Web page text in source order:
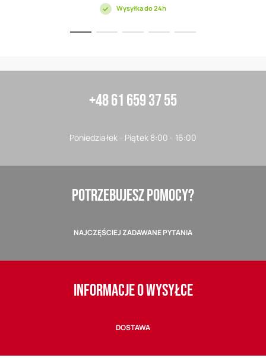
Wysyłka do 24h
+48 61 659 37 55
Poniedziałek - Piątek 8:00 - 16:00
POTRZEBUJESZ POMOCY?
NAJCZĘŚCIEJ ZADAWANE PYTANIA
INFORMACJE O WYSYŁCE
DOSTAWA